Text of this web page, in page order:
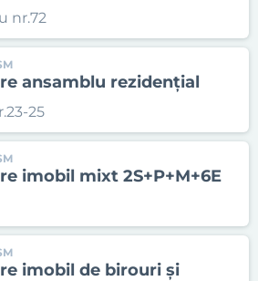
nr.72
ansamblu rezidențial
25
imobil mixt 2S+P+M+6E
imobil de birouri și